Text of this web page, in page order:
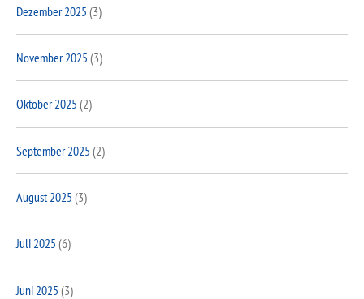
Dezember 2025 (3)
November 2025 (3)
Oktober 2025 (2)
September 2025 (2)
August 2025 (3)
Juli 2025 (6)
Juni 2025 (3)